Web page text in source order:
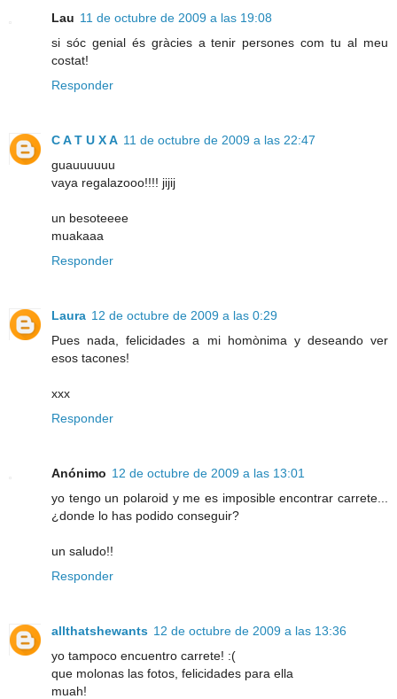
Lau 11 de octubre de 2009 a las 19:08
si sóc genial és gràcies a tenir persones com tu al meu
costat!
Responder
C A T U X A 11 de octubre de 2009 a las 22:47
guauuuuuu
vaya regalazooo!!!! jijij
un besoteeee
muakaaa
Responder
Laura 12 de octubre de 2009 a las 0:29
Pues nada, felicidades a mi homònima y deseando ver
esos tacones!
xxx
Responder
Anónimo 12 de octubre de 2009 a las 13:01
yo tengo un polaroid y me es imposible encontrar carrete...
¿donde lo has podido conseguir?
un saludo!!
Responder
allthatshewants 12 de octubre de 2009 a las 13:36
yo tampoco encuentro carrete! :(
que molonas las fotos, felicidades para ella
muah!